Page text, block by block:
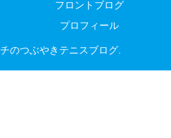
フロントブログ
プロフィール
のつぶやきテニスブログ.